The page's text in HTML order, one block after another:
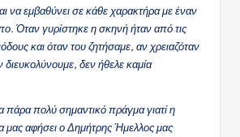
να εμβαθύνει σε κάθε χαρακτήρα με έναν
Όταν γυρίστηκε η σκηνή ήταν από τις
και όταν του ζητήσαμε, αν χρειαζόταν
δεν ήθελε καμία
πάρα πολύ σημαντικό πράγμα γιατί η
μας αφήσει ο Δημήτρης Ήμελλος μας